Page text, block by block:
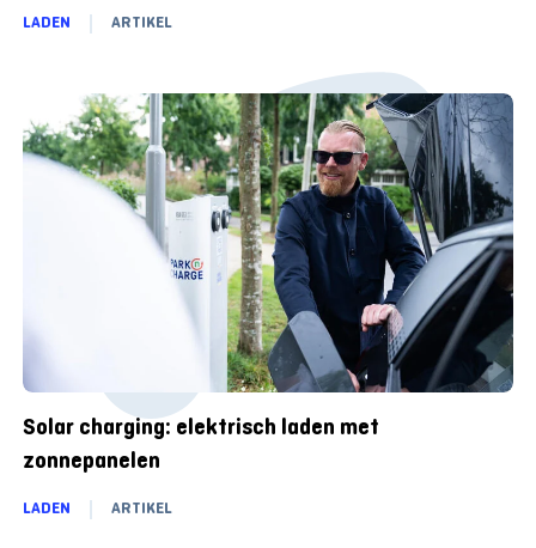
LADEN ARTIKEL
Solar charging: elektrisch laden met
zonnepanelen
LADEN ARTIKEL